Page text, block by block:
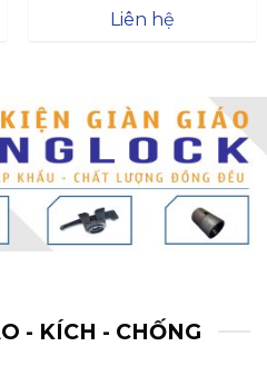
Được xếp
Liên hệ
- KÍCH - CHỐNG